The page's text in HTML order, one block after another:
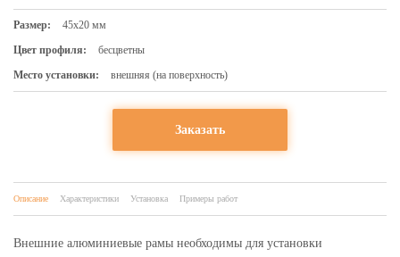
Размер:
45х20 мм
Цвет профиля:
бесцветны
Место установки:
внешняя (на поверхность)
Заказать
Описание Характеристики Установка Примеры работ
Внешние алюминиевые рамы необходимы для установки